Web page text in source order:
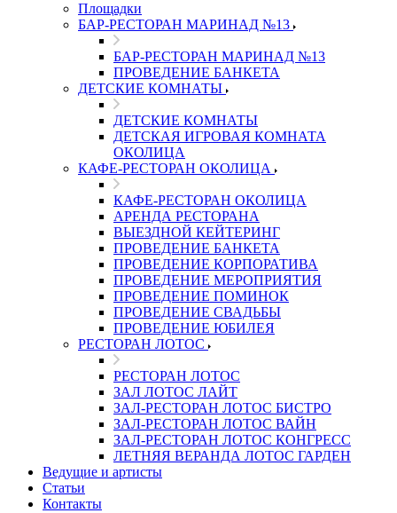
Площадки
БАР-РЕСТОРАН МАРИНАД №13
БАР-РЕСТОРАН МАРИНАД №13
ПРОВЕДЕНИЕ БАНКЕТА
ДЕТСКИЕ КОМНАТЫ
ДЕТСКИЕ КОМНАТЫ
ДЕТСКАЯ ИГРОВАЯ КОМНАТА
ОКОЛИЦА
КАФЕ-РЕСТОРАН ОКОЛИЦА
КАФЕ-РЕСТОРАН ОКОЛИЦА
АРЕНДА РЕСТОРАНА
ВЫЕЗДНОЙ КЕЙТЕРИНГ
ПРОВЕДЕНИЕ БАНКЕТА
ПРОВЕДЕНИЕ КОРПОРАТИВА
ПРОВЕДЕНИЕ МЕРОПРИЯТИЯ
ПРОВЕДЕНИЕ ПОМИНОК
ПРОВЕДЕНИЕ СВАДЬБЫ
ПРОВЕДЕНИЕ ЮБИЛЕЯ
РЕСТОРАН ЛОТОС
РЕСТОРАН ЛОТОС
ЗАЛ ЛОТОС ЛАЙТ
ЗАЛ-РЕСТОРАН ЛОТОС БИСТРО
ЗАЛ-РЕСТОРАН ЛОТОС ВАЙН
ЗАЛ-РЕСТОРАН ЛОТОС КОНГРЕСС
ЛЕТНЯЯ ВЕРАНДА ЛОТОС ГАРДЕН
Ведущие и артисты
Статьи
Контакты